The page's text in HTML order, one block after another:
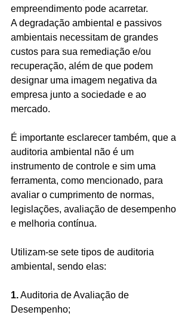
empreendimento pode acarretar.
A degradação ambiental e passivos
ambientais necessitam de grandes
custos para sua remediação e/ou
recuperação, além de que podem
designar uma imagem negativa da
empresa junto a sociedade e ao
mercado.
É importante esclarecer também, que a
auditoria ambiental não é um
instrumento de controle e sim uma
ferramenta, como mencionado, para
avaliar o cumprimento de normas,
legislações, avaliação de desempenho
e melhoria contínua.
Utilizam-se sete tipos de auditoria
ambiental, sendo elas:
1. Auditoria de Avaliação de
Desempenho;